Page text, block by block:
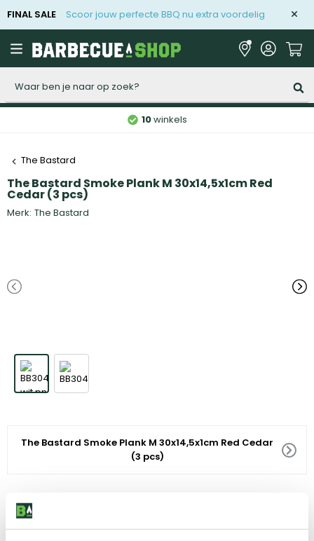
FINAL SALE Scoor jouw perfecte BBQ nu extra voordelig
10winkels
The Bastard
The Bastard Smoke Plank M 30x14,5x1cm Red
Cedar (3 pcs)
Merk: The Bastard
The Bastard Smoke Plank M 30x14,5x1cm Red Cedar
(3 pcs)
14,
Voor 18:00 besteld, morgen in huis